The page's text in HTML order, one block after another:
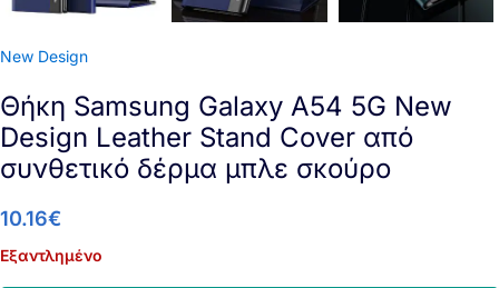
New Design
Θήκη Samsung Galaxy A54 5G New
Design Leather Stand Cover από
συνθετικό δέρμα μπλε σκούρο
10.16€
Εξαντλημένο